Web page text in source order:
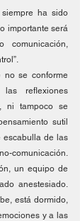
ha sido
importante será
no se conforme
reflexiones
ni tampoco se
sutil
escabulla de las
comunicación.
un equipo de
anestesiado.
está dormido,
y a las